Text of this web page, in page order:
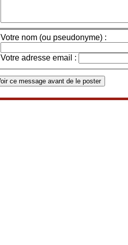
Votre nom (ou pseudonyme) :
Votre adresse email :